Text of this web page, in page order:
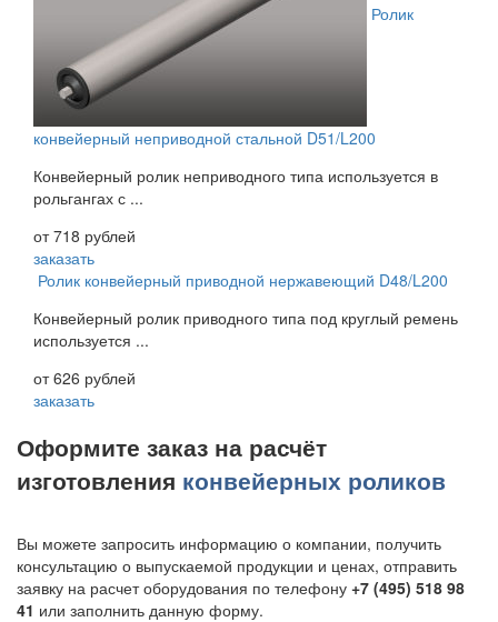
Ролик
конвейерный неприводной стальной D51/L200
Конвейерный ролик неприводного типа используется в
рольгангах с ...
от 718 рублей
заказать
Ролик конвейерный приводной нержавеющий D48/L200
Конвейерный ролик приводного типа под круглый ремень
используется ...
от 626 рублей
заказать
Оформите заказ на расчёт
изготовления конвейерных роликов
Вы можете запросить информацию о компании, получить
консультацию о выпускаемой продукции и ценах, отправить
заявку на расчет оборудования по телефону +7 (495) 518 98
41 или заполнить данную форму.